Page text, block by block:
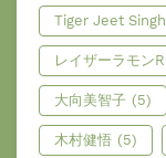
Tiger Jeet Singh
レイザーラモン
大向美智子 (5)
木村健悟 (5)